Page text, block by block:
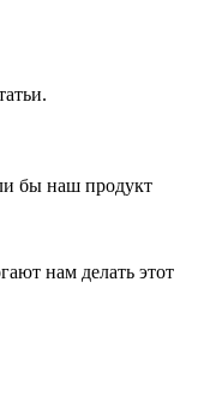
бы наш продукт
нам делать этот